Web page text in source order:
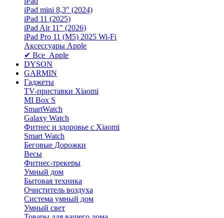
iPad mini 8,3″ (2024)
iPad 11 (2025)
iPad Air 11" (2026)
iPad Pro 11 (M5) 2025 Wi-Fi
Аксессуары Apple
✔ Все Apple
DYSON
GARMIN
Гаджеты
TV-приставки Xiaomi
MI Box S
SmartWatch
Galaxy Watch
Фитнес и здоровье с Xiaomi
Smart Watch
Беговые Дорожки
Весы
Фитнес-трекеры
Умный дом
Бытовая техника
Очиститель воздуха
Система умный дом
Умный свет